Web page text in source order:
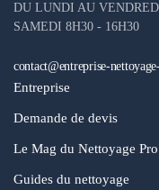
DU LUNDI AU
SAMEDI 8H30 - 16H30
contact@entreprise-
Entreprise
Demande de devis
Le Mag du Nettoyage
Guides du nettoyage